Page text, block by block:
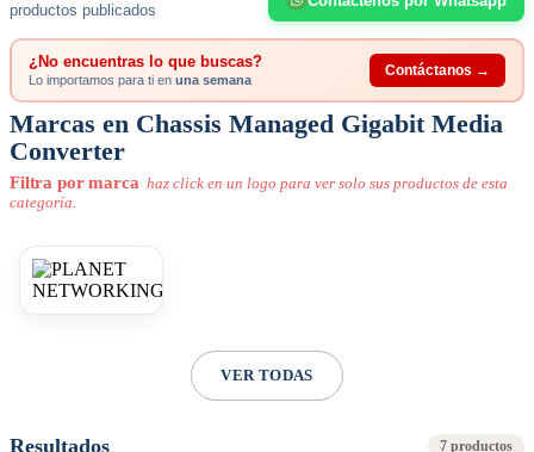
productos publicados
¿No encuentras lo que buscas?
Lo importamos para ti en una semana
Contáctanos →
Marcas en Chassis Managed Gigabit Media
Converter
Filtra por marca haz click en un logo para ver solo sus productos de esta
categoria.
VER TODAS
Resultados 7 productos